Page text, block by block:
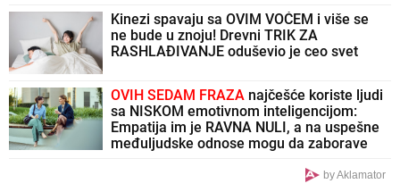
Kinezi spavaju sa OVIM VOĆEM i više se
ne bude u znoju! Drevni TRIK ZA
RASHLAĐIVANJE oduševio je ceo svet
OVIH SEDAM FRAZA najčešće koriste ljudi
sa NISKOM emotivnom inteligencijom:
Empatija im je RAVNA NULI, a na uspešne
međuljudske odnose mogu da zaborave
by Aklamator